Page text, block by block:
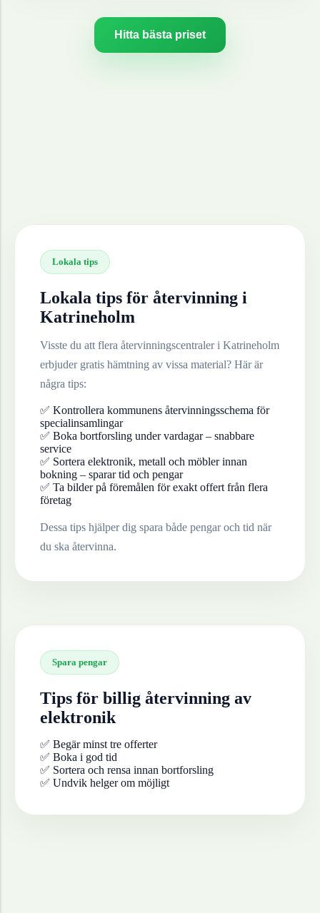
Hitta bästa priset
Lokala tips
Lokala tips för återvinning i
Katrineholm
Visste du att flera återvinningscentraler i Katrineholm
erbjuder gratis hämtning av vissa material? Här är
några tips:
✅ Kontrollera kommunens återvinningsschema för
specialinsamlingar
✅ Boka bortforsling under vardagar – snabbare
service
✅ Sortera elektronik, metall och möbler innan
bokning – sparar tid och pengar
✅ Ta bilder på föremålen för exakt offert från flera
företag
Dessa tips hjälper dig spara både pengar och tid när
du ska återvinna.
Spara pengar
Tips för billig återvinning av
elektronik
✅ Begär minst tre offerter
✅ Boka i god tid
✅ Sortera och rensa innan bortforsling
✅ Undvik helger om möjligt